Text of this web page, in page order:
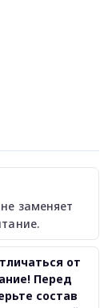
заменяет
от
Перед
состав